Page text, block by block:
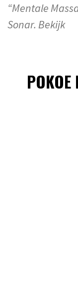
“Mentale
Sonar. Bekijk